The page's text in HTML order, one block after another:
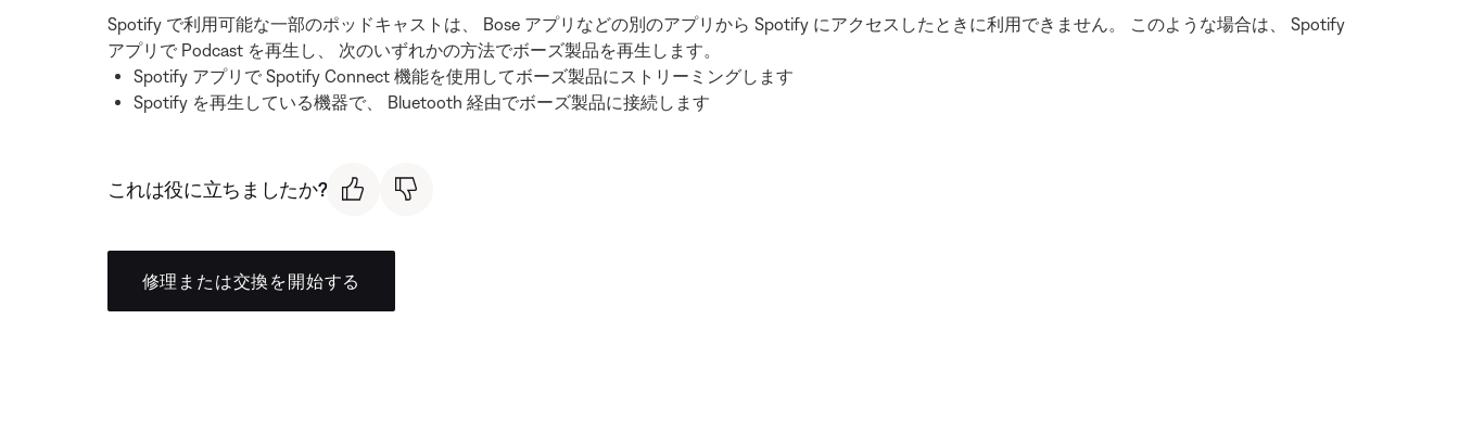
Spotify で利用可能な一部のポッドキャストは、 Bose アプリなどの別のアプリから Spotify にアクセスしたときに利用できません。 このような場合は、 Spotify
アプリで Podcast を再生し、 次のいずれかの方法でボーズ製品を再生します。
Spotify アプリで Spotify Connect 機能を使用してボーズ製品にストリーミングします
Spotify を再生している機器で、 Bluetooth 経由でボーズ製品に接続します
これは役に立ちましたか?
修理または交換を開始する